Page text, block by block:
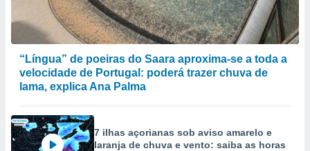
“Língua” de poeiras do Saara aproxima-se a toda a
velocidade de Portugal: poderá trazer chuva de
lama, explica Ana Palma
7 ilhas açorianas sob aviso amarelo e
laranja de chuva e vento: saiba as horas